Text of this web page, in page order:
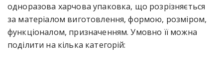
одноразова харчова упаковка, що розрізняється
за матеріалом виготовлення, формою, розміром,
функціоналом, призначенням. Умовно її можна
поділити на кілька категорій: